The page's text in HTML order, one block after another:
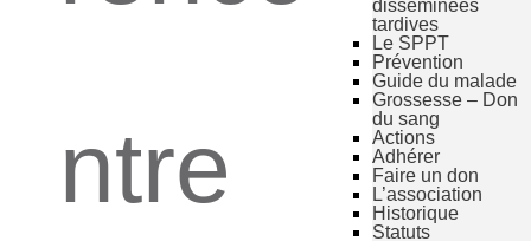
ntre
disséminées
tardives
Le SPPT
Prévention
Guide du malade
Grossesse – Don
du sang
Actions
Adhérer
Faire un don
L’association
Historique
Statuts